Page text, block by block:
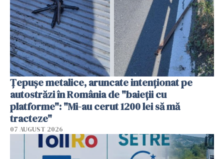
Țepușe metalice, aruncate intenționat pe
autostrăzi în România de "baieții cu
platforme": "Mi-au cerut 1200 lei să mă
tracteze"
07 AUGUST 2026